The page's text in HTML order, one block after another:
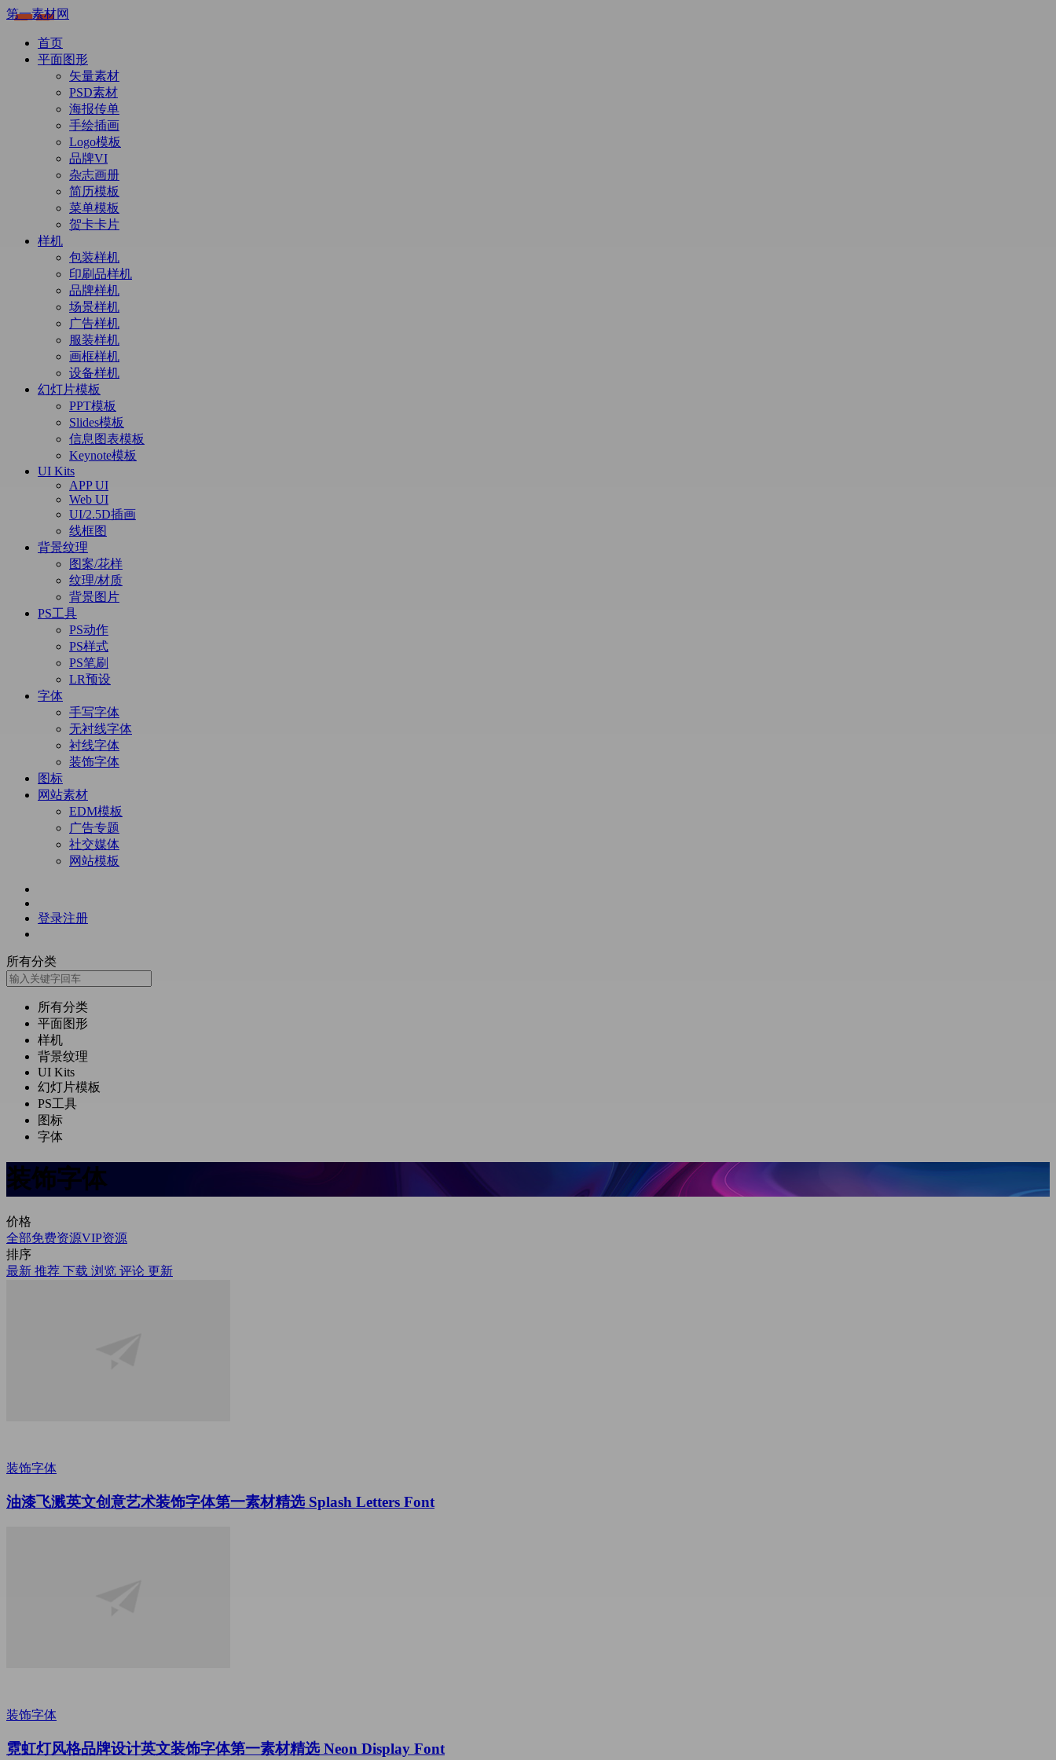
第一素材网
首页
平面图形
矢量素材
PSD素材
海报传单
手绘插画
Logo模板
品牌VI
杂志画册
简历模板
菜单模板
贺卡卡片
样机
包装样机
印刷品样机
品牌样机
场景样机
广告样机
服装样机
画框样机
设备样机
幻灯片模板
PPT模板
Slides模板
信息图表模板
Keynote模板
UI Kits
APP UI
Web UI
UI/2.5D插画
线框图
背景纹理
图案/花样
纹理/材质
背景图片
PS工具
PS动作
PS样式
PS笔刷
LR预设
字体
手写字体
无衬线字体
衬线字体
装饰字体
图标
网站素材
EDM模板
广告专题
社交媒体
网站模板
登录注册
所有分类
所有分类
平面图形
样机
背景纹理
UI Kits
幻灯片模板
PS工具
图标
字体
装饰字体
价格
全部免费资源VIP资源
排序
最新 推荐 下载 浏览 评论 更新
装饰字体
油漆飞溅英文创意艺术装饰字体第一素材精选 Splash Letters Font
装饰字体
霓虹灯风格品牌设计英文装饰字体第一素材精选 Neon Display Font